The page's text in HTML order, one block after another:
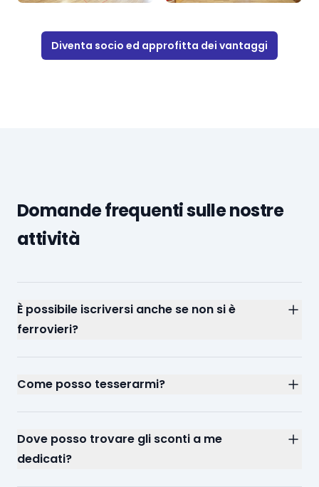
Diventa socio ed approfitta dei vantaggi
Domande frequenti sulle nostre
attività
È possibile iscriversi anche se non si è
ferrovieri?
Come posso tesserarmi?
Dove posso trovare gli sconti a me
dedicati?